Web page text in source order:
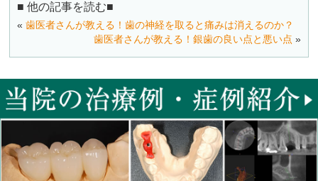
■ 他の記事を読む■
«歯医者さんが教える！歯の神経を取ると痛みは消えるのか？
歯医者さんが教える！銀歯の良い点と悪い点 »